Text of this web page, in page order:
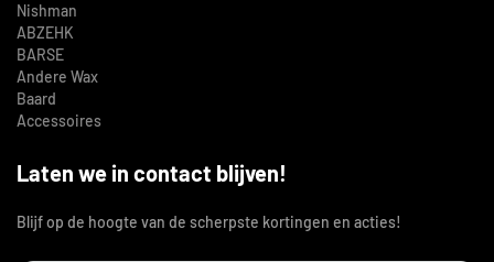
Nishman
ABZEHK
BARSE
Andere Wax
Baard
Accessoires
Laten we in contact blijven!
Blijf op de hoogte van de scherpste kortingen en acties!